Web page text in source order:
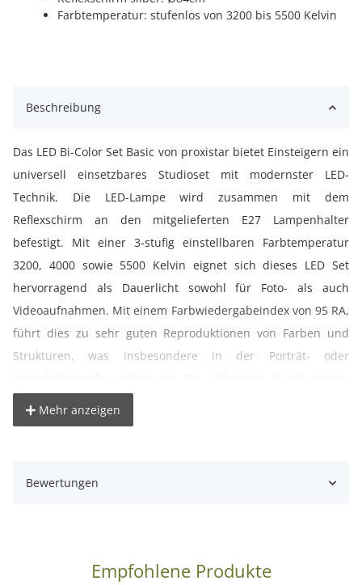
Farbtemperatur: stufenlos von 3200 bis 5500 Kelvin
Beschreibung
Das LED Bi-Color Set Basic von proxistar bietet Einsteigern ein
universell einsetzbares Studioset mit modernster LED-
Technik. Die LED-Lampe wird zusammen mit dem
Reflexschirm an den mitgelieferten E27 Lampenhalter
befestigt. Mit einer 3-stufig einstellbaren Farbtemperatur
3200, 4000 sowie 5500 Kelvin eignet sich dieses LED Set
hervorragend als Dauerlicht sowohl für Foto- als auch
Videoaufnahmen. Mit einem Farbwiedergabeindex von 95 RA,
führt dies zu sehr guten Reproduktionen von Farben und
Strukturen, was insbesondere in der Porträt- oder
Lieferumfang sind ebenfalls zwei höhenverstellbare
- Maximale Lichtausbeute kombiniert mit geringer Stellfläche!
Mehr anzeigen
Bewertungen
Empfohlene Produkte